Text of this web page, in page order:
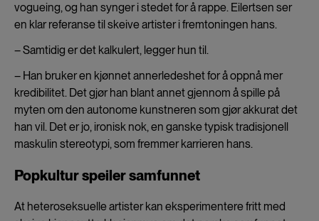
vogueing, og han synger i stedet for å rappe. Eilertsen ser
en klar referanse til skeive artister i fremtoningen hans.
– Samtidig er det kalkulert, legger hun til.
– Han bruker en kjønnet annerledeshet for å oppnå mer
kredibilitet. Det gjør han blant annet gjennom å spille på
myten om den autonome kunstneren som gjør akkurat det
han vil. Det er jo, ironisk nok, en ganske typisk tradisjonell
maskulin stereotypi, som fremmer karrieren hans.
Popkultur speiler samfunnet
At heteroseksuelle artister kan eksperimentere fritt med